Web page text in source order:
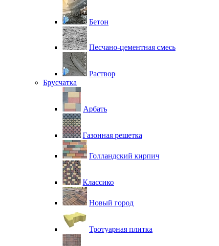
Бетон
Песчано-цементная смесь
Раствор
Брусчатка
Арбать
Газонная решетка
Голландский кирпич
Классико
Новый город
Тротуарная плитка